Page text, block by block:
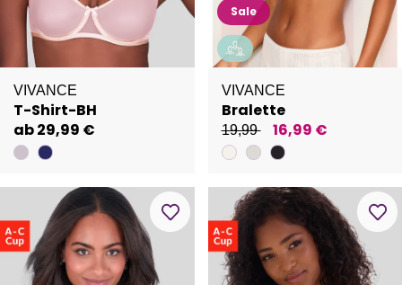
VIVANCE
T-Shirt-BH
ab 29,99 €
Sale
VIVANCE
Bralette
19,99 16,99 €